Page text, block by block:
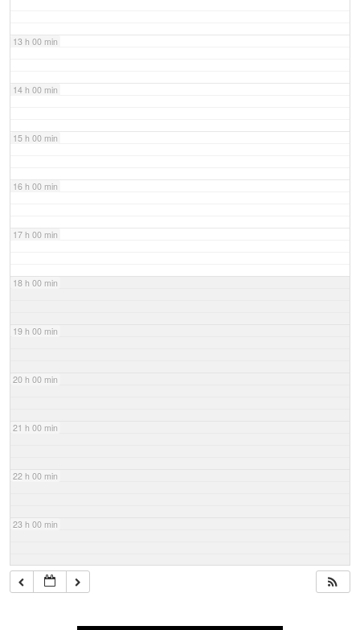
13 h 00 min
14 h 00 min
15 h 00 min
16 h 00 min
17 h 00 min
18 h 00 min
19 h 00 min
20 h 00 min
21 h 00 min
22 h 00 min
23 h 00 min